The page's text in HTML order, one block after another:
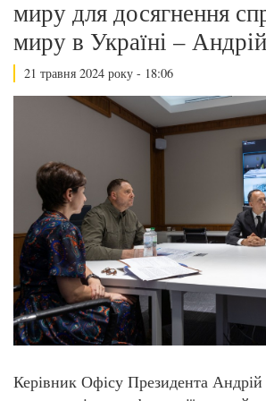
миру для досягнення
миру в Україні –
21 травня 2024 року - 18:06
Керівник Офісу Президента